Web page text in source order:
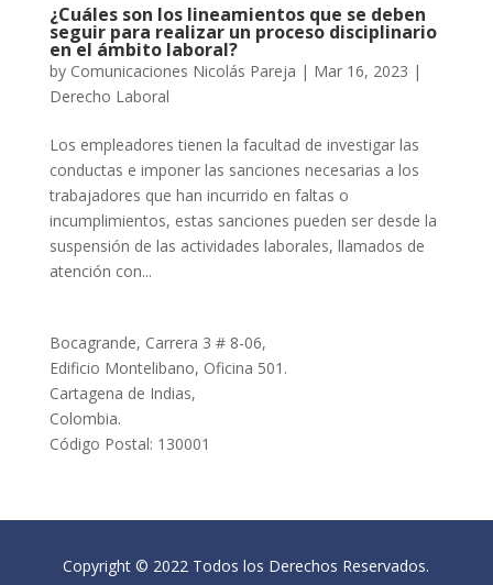
¿Cuáles son los lineamientos que se deben
seguir para realizar un proceso disciplinario
en el ámbito laboral?
by Comunicaciones Nicolás Pareja | Mar 16, 2023 |
Derecho Laboral
Los empleadores tienen la facultad de investigar las
conductas e imponer las sanciones necesarias a los
trabajadores que han incurrido en faltas o
incumplimientos, estas sanciones pueden ser desde la
suspensión de las actividades laborales, llamados de
atención con...
Bocagrande, Carrera 3 # 8-06,
Edificio Montelibano, Oficina 501.
Cartagena de Indias,
Colombia.
Código Postal: 130001
Copyright © 2022 Todos los Derechos Reservados.